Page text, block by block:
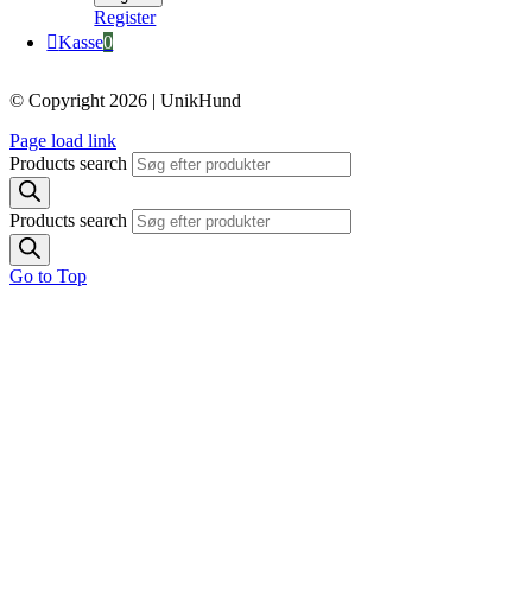
Register
Kasse0
© Copyright 2026 | UnikHund
Page load link
Products search
Products search
Go to Top